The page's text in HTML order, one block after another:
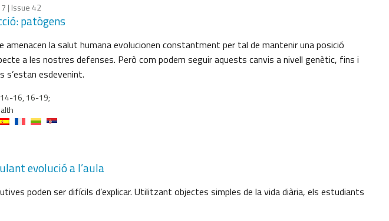
| Issue 42
patògens
amenacen la salut humana evolucionen constantment per tal de mantenir una posició
a les nostres defenses. Però com podem seguir aquests canvis a nivell genètic, fins i
s’estan esdevenint.
16, 16-19;
evolució a l’aula
poden ser difícils d’explicar. Utilitzant objectes simples de la vida diària, els estudiants